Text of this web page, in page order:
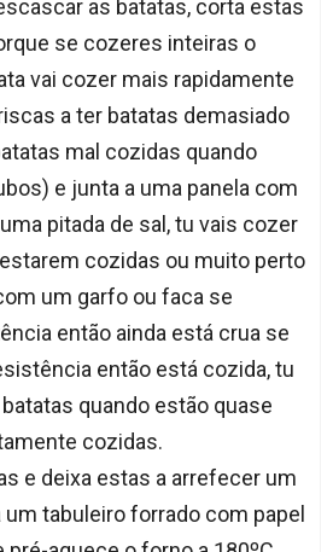
as batatas, corta estas
se cozeres inteiras o
vai cozer mais rapidamente
a ter batatas demasiado
mal cozidas quando
e junta a uma panela com
pitada de sal, tu vais cozer
cozidas ou muito perto
um garfo ou faca se
então ainda está crua se
então está cozida, tu
quando estão quase
cozidas.
e deixa estas a arrefecer um
um tabuleiro forrado com papel